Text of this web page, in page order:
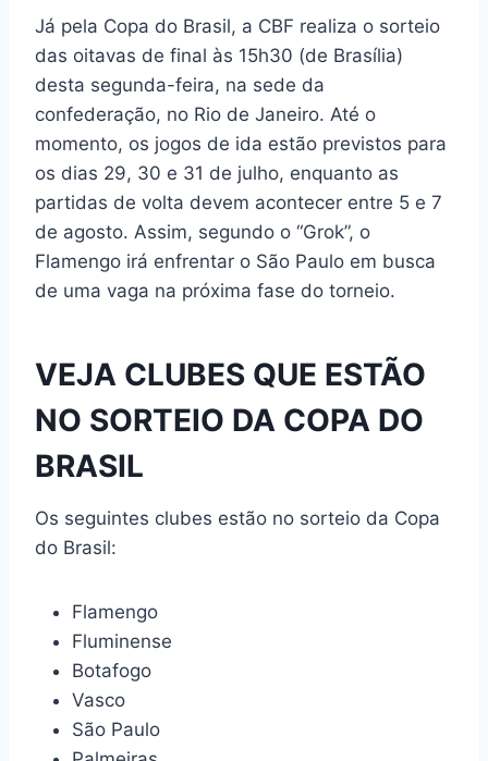
Já pela Copa do Brasil, a CBF realiza o sorteio
das oitavas de final às 15h30 (de Brasília)
desta segunda-feira, na sede da
confederação, no Rio de Janeiro. Até o
momento, os jogos de ida estão previstos para
os dias 29, 30 e 31 de julho, enquanto as
partidas de volta devem acontecer entre 5 e 7
de agosto. Assim, segundo o “Grok”, o
Flamengo irá enfrentar o São Paulo em busca
de uma vaga na próxima fase do torneio.
VEJA CLUBES QUE ESTÃO
NO SORTEIO DA COPA DO
BRASIL
Os seguintes clubes estão no sorteio da Copa
do Brasil:
Flamengo
Fluminense
Botafogo
Vasco
São Paulo